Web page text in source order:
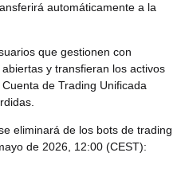
automáticamente a la
que gestionen con
y transfieran los activos
de Trading Unificada
eliminará de los bots de trading
de 2026, 12:00 (CEST):